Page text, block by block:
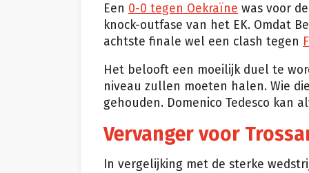
Een 0-0 tegen Oekraïne was voor
knock-outfase van het EK. Omdat
achtste finale wel een clash tegen
Het belooft een moeilijk duel te
niveau zullen moeten halen. Wie
gehouden. Domenico Tedesco kan
Vervanger voor
In vergelijking met de sterke